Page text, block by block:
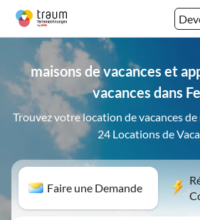
maisons de vacances et
vacances dans
Trouvez votre location de vacances
24 Locations de
Faire une Demande